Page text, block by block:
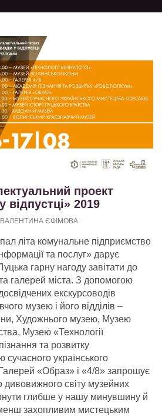
проект
відпустці» 2019
ВАЛЕНТИНА ЄФІМОВА
літа комунальне підприємство
та послуг» дарує
гарну нагоду завітати до
галерей міста. З допомогою
екскурсоводів
музею і його відділів ‒
Художнього музею, Музею
Музею «Технології
та розвитку
українського
«Образ» і «4/8» запрошує
дивовижного світу музейних
глибше у нашу минувшину й
захопливим мистецьким